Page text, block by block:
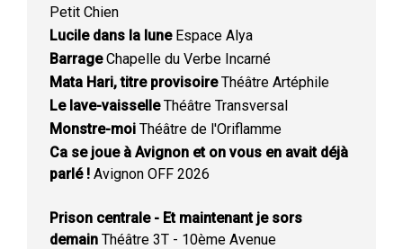
Petit Chien
Lucile dans la luneEspace Alya
BarrageChapelle du Verbe Incarné
Mata Hari, titre provisoireThéâtre Artéphile
Le lave-vaisselleThéâtre Transversal
Monstre-moi Théâtre de l'Oriflamme
Ca se joue à Avignon et on vous en avait déjà
parlé ! Avignon OFF 2026
Prison centrale - Et maintenant je sors
demain Théâtre 3T - 10ème Avenue